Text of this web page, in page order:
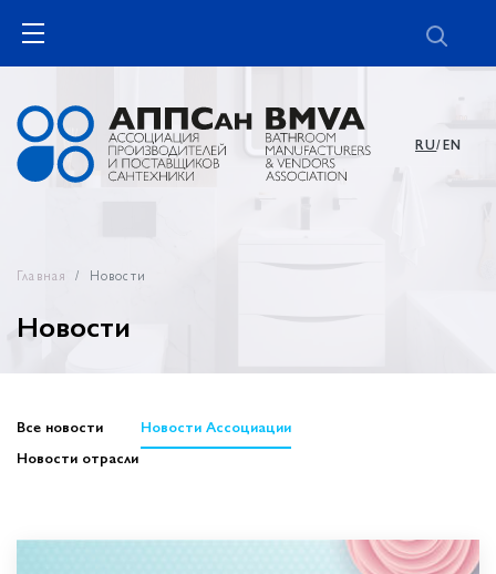
RU/EN
Главная Новости
Новости
Все новости
Новости Ассоциации
Новости отрасли